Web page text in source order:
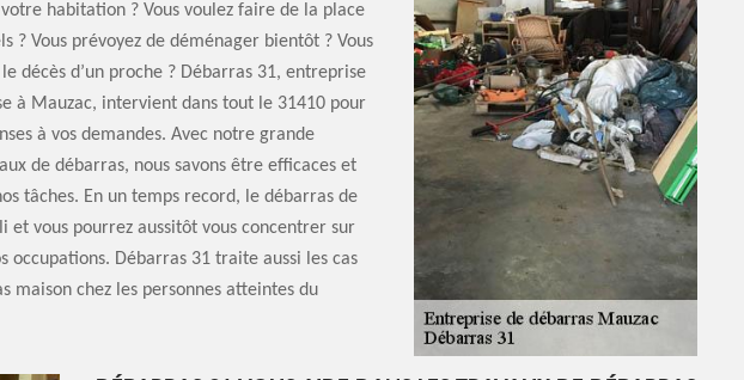
habitation ? Vous voulez faire de la place
? Vous prévoyez de déménager bientôt ? Vous
décès d’un proche ? Débarras 31, entreprise
à Mauzac, intervient dans tout le 31410 pour
à vos demandes. Avec notre grande
de débarras, nous savons être efficaces et
tâches. En un temps record, le débarras de
et vous pourrez aussitôt vous concentrer sur
occupations. Débarras 31 traite aussi les cas
maison chez les personnes atteintes du